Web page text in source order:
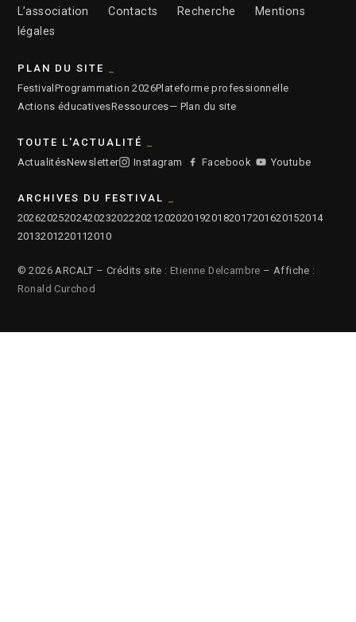
L’association
Contacts Recherche
Mentions
légales
PLAN DU SITE
Festival Programmation 2026Plateforme professionnelle
Actions éducativesRessources— Plan du site
TOUTE L'ACTUALITÉ
ActualitésNewsletter Instagram Facebook Youtube
ARCHIVES DU FESTIVAL
2026202520242023202220212020201920182017201620152014
2013201220112010
© 2026 ARCALT – Crédits site : Etienne Delcambre – Affiche :
Ronald Curchod